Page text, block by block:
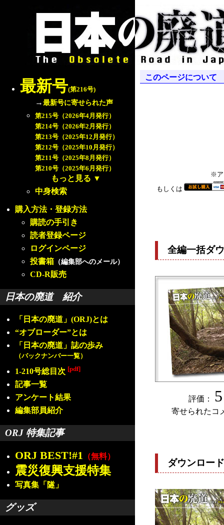
最新号(第216号)
→最新号に寄せられた声
第215号（2026年4月発行）
第214号（2026年2月発行）
第213号（2025年12月発行）
第212号（2025年10月発行）
第211号（2025年8月発行）
第210号（2025年6月発行）
もっと見る ▼
中身検索
購入方法・登録方法
購読の手引き
読者登録ページ
ログインページ
投書箱 （編集部へのメール）
CD-R販売
日本の廃道 紹介
「日本の廃道」(ORJ)とは
“オブローダー”とは
「日本の廃道」誌の歩み
（バックナンバー一覧）
1-210号総目次 [pdf]
記事一覧
アンケート結果
編集部員紹介
ORJ 特集記事
ORJ BEST!#1 （無料）
震災復興支援特集
写真集「隧」
グッズ
このページについて
※ア
もしくは
全編一括ダ
評価： 5
寄せられたコ
ダウンロー